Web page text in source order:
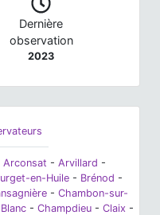
Dernière
observation
2023
Arconsat - Arvillard -
en-Huile - Brénod -
- Chambon-sur-
- Champdieu - Claix -